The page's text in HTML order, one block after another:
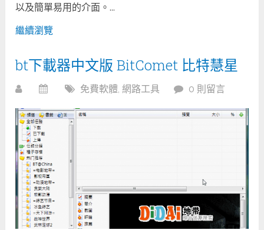
以及簡單易用的介面。...
繼續瀏覽
bt下載器中文版 BitComet 比特慧星
免費軟體, 網路工具 0 則留言